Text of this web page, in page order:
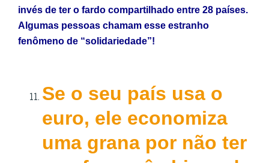
invés de ter o fardo compartilhado entre 28 países.
Algumas pessoas chamam esse estranho
fenômeno de “solidariedade”!
Se o seu país usa o
euro, ele economiza
uma grana por não ter